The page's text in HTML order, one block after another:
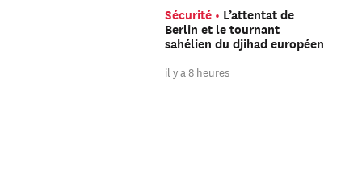
Sécurité
L’attentat de
Berlin et le tournant
sahélien du djihad européen
il y a 8 heures